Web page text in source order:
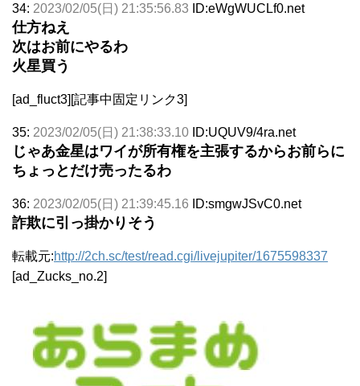
34: 2023/02/05(日) 21:35:56.83 ID:eWgWUCLf0.net
仕方ねえ
次はお前にやるわ
火星買う
[ad_fluct3][記事中固定リンク3]
35: 2023/02/05(日) 21:38:33.10 ID:UQUV9/4ra.net
じゃあ金星はワイが所有権を主張するからお前らに
ちょっとだけ売ったるわ
36: 2023/02/05(日) 21:39:45.16 ID:smgwJSvC0.net
詐欺に引っ掛かりそう
転載元:http://2ch.sc/test/read.cgi/livejupiter/1675598337
[ad_Zucks_no.2]